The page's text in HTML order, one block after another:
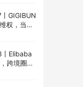
GIGIBUN
权，当心
Elibaba
跨境圈内